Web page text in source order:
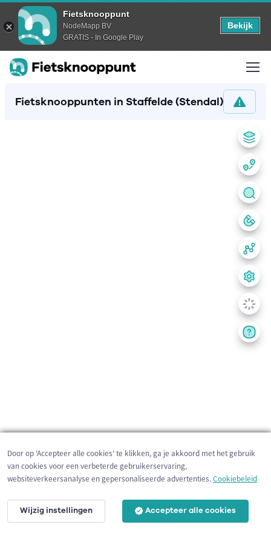
Fietsknooppunt
NodeMapp BV
GRATIS - In Google Play
Bekijk
Fietsknooppunten in Staffelde (Stendal)
200 m
Door op 'Accepteer alle cookies' te klikken, ga je akkoord met het gebruik
van cookies voor een verbeterde gebruikerservaring,
websiteverkeersanalyse en gepersonaliseerde advertenties.Cookiebeleid
Wijzig instellingen Accepteer alle cookies